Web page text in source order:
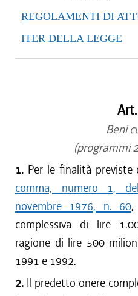
REGOLAMENTI DI
ITER DELLA LEGGE
Beni
(programmi
1. Per le finalità previste
comma, numero 1,
novembre 1976, n. 60,
complessiva di lire
ragione di lire 500
1991 e 1992.
2. Il predetto onere